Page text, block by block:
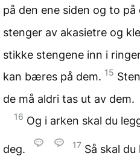
på den ene siden og to på
stenger av akasietre og
stikke stengene inn i
kan bæres på dem. 15
de må aldri tas ut av dem.
16 Og i arken skal du
deg. 17 Så skal